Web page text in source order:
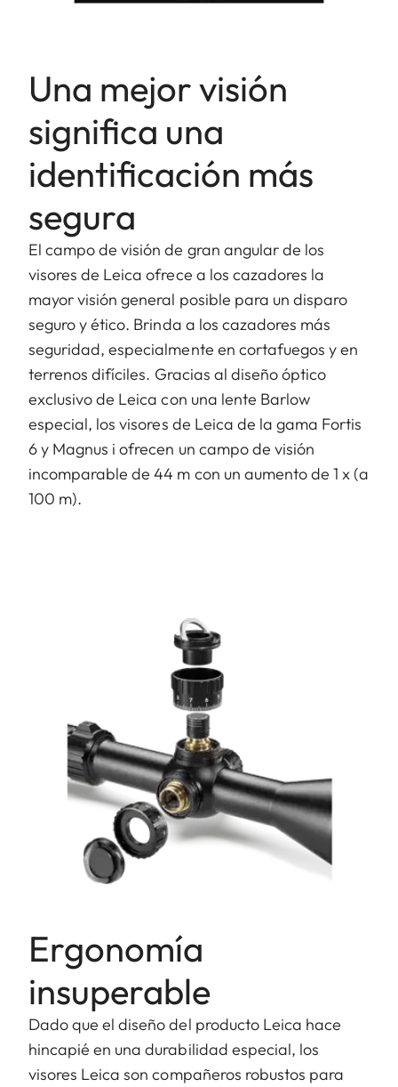
Una mejor visión
significa una
identificación más
segura
El campo de visión de gran angular de los
visores de Leica ofrece a los cazadores la
mayor visión general posible para un disparo
seguro y ético. Brinda a los cazadores más
seguridad, especialmente en cortafuegos y en
terrenos difíciles. Gracias al diseño óptico
exclusivo de Leica con una lente Barlow
especial, los visores de Leica de la gama Fortis
6 y Magnus i ofrecen un campo de visión
incomparable de 44 m con un aumento de 1 x (a
100 m).
Ergonomía
insuperable
Dado que el diseño del producto Leica hace
hincapié en una durabilidad especial, los
visores Leica son compañeros robustos para